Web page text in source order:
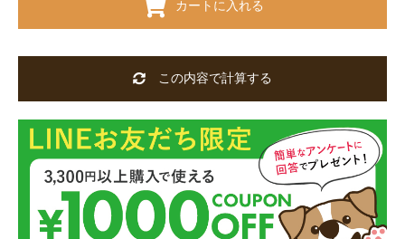
カートに入れる
この内容で計算する